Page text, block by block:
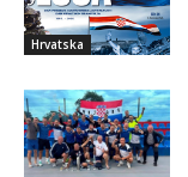
Hrvatska